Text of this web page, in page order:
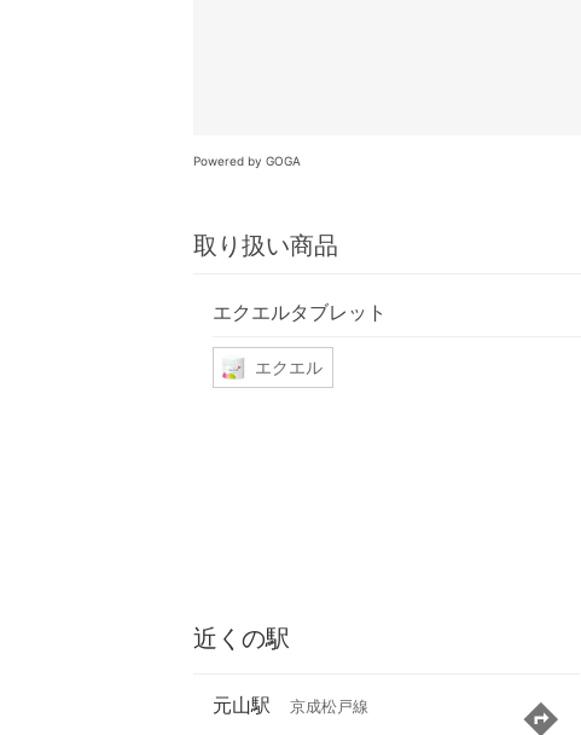
Powered by GOGA
取り扱い商品
エクエルタブレット
エクエル
近くの駅
元山駅 京成松戸線